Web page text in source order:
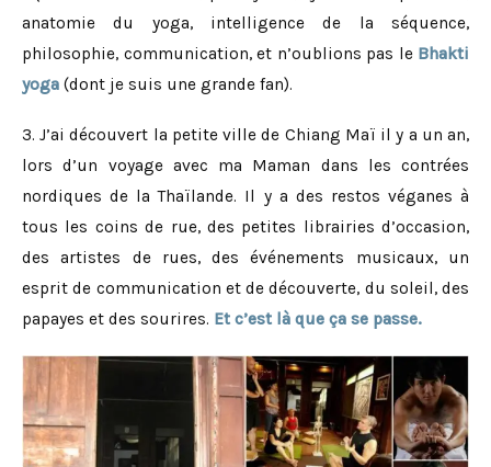
anatomie du yoga, intelligence de la séquence,
philosophie, communication, et n’oublions pas le Bhakti
yoga (dont je suis une grande fan).
3. J’ai découvert la petite ville de Chiang Maï il y a un an,
lors d’un voyage avec ma Maman dans les contrées
nordiques de la Thaïlande. Il y a des restos véganes à
tous les coins de rue, des petites librairies d’occasion,
des artistes de rues, des événements musicaux, un
esprit de communication et de découverte, du soleil, des
papayes et des sourires. Et c’est là que ça se passe.